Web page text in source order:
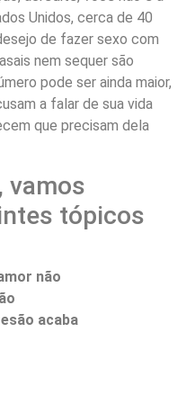
Unidos, cerca de 40
de fazer sexo com
nem sequer são
pode ser ainda maior,
a falar de sua vida
que precisam dela
vamos
tópicos
não
acaba